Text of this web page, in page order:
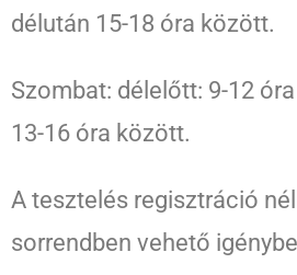
délután 15-18 óra között.
Szombat: délelőtt: 9-12
13-16 óra között.
A tesztelés regisztráció
sorrendben vehető